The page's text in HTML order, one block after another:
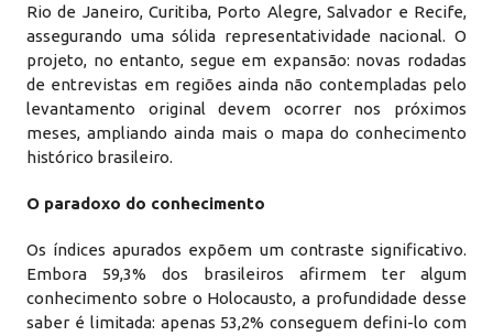
Rio de Janeiro, Curitiba, Porto Alegre, Salvador e Recife,
assegurando uma sólida representatividade nacional. O
projeto, no entanto, segue em expansão: novas rodadas
de entrevistas em regiões ainda não contempladas pelo
levantamento original devem ocorrer nos próximos
meses, ampliando ainda mais o mapa do conhecimento
histórico brasileiro.
O paradoxo do conhecimento
Os índices apurados expõem um contraste significativo.
Embora 59,3% dos brasileiros afirmem ter algum
conhecimento sobre o Holocausto, a profundidade desse
saber é limitada: apenas 53,2% conseguem defini-lo com